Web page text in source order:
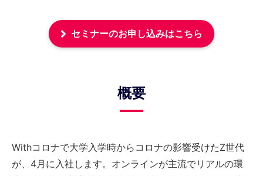
セミナーのお申し込みはこちら
概要
Withコロナで大学入学時からコロナの影響受けたZ世代
が、4月に入社します。オンラインが主流でリアルの環